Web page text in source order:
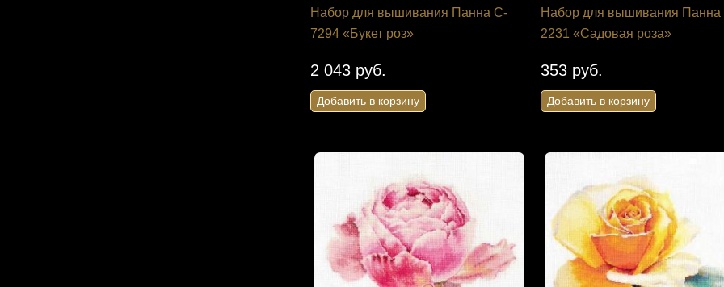
Набор для вышивания Панна C-
7294 «Букет роз»
2 043 руб.
Добавить в корзину
Набор для вышивания Панна
2231 «Садовая роза»
353 руб.
Добавить в корзину